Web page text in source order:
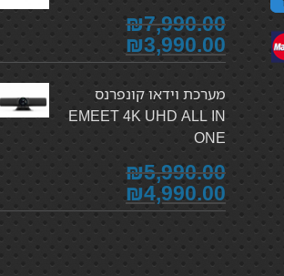
₪7,990.00
₪3,990.00
מערכת וידאו קונפרנס
EMEET 4K UHD ALL IN
ONE
₪5,990.00
₪4,990.00